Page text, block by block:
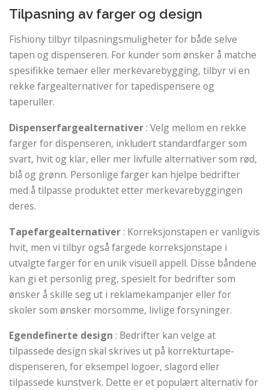
Tilpasning av farger og design
Fishiony tilbyr tilpasningsmuligheter for både selve
tapen og dispenseren. For kunder som ønsker å matche
spesifikke temaer eller merkevarebygging, tilbyr vi en
rekke fargealternativer for tapedispensere og
taperuller.
Dispenserfargealternativer : Velg mellom en rekke
farger for dispenseren, inkludert standardfarger som
svart, hvit og klar, eller mer livfulle alternativer som rød,
blå og grønn. Personlige farger kan hjelpe bedrifter
med å tilpasse produktet etter merkevarebyggingen
deres.
Tapefargealternativer : Korreksjonstapen er vanligvis
hvit, men vi tilbyr også fargede korreksjonstape i
utvalgte farger for en unik visuell appell. Disse båndene
kan gi et personlig preg, spesielt for bedrifter som
ønsker å skille seg ut i reklamekampanjer eller for
skoler som ønsker morsomme, livlige forsyninger.
Egendefinerte design : Bedrifter kan velge at
tilpassede design skal skrives ut på korrekturtape-
dispenseren, for eksempel logoer, slagord eller
tilpassede kunstverk. Dette er et populært alternativ for